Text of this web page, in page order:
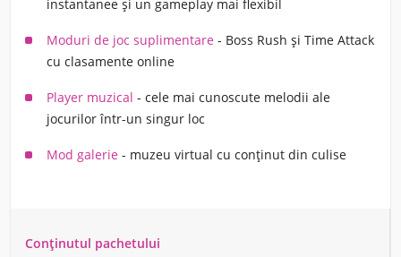
instantanee și un gameplay mai flexibil
Moduri de joc suplimentare - Boss Rush și Time Attack
cu clasamente online
Player muzical - cele mai cunoscute melodii ale
jocurilor într-un singur loc
Mod galerie - muzeu virtual cu conținut din culise
Conținutul pachetului